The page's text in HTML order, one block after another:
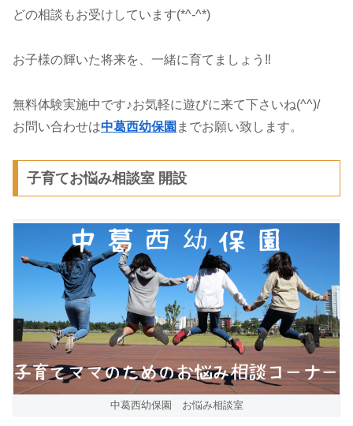
どの相談もお受けしています(*^-^*)
お子様の輝いた将来を、一緒に育てましょう‼
無料体験実施中です♪お気軽に遊びに来て下さいね(^^)/
お問い合わせは中葛西幼保園 までお願い致します。
子育てお悩み相談室 開設
中葛西幼保園 お悩み相談室